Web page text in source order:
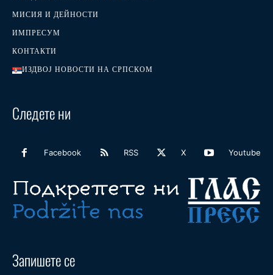
МИСИЯ И ДЕЙНОСТИ
ИМПРЕСУМ
КОНТАКТИ
ИЗДВОЈ НОВОСТИ НА СРПСКОМ
Следете ни
Facebook RSS X Youtube
Запишете се